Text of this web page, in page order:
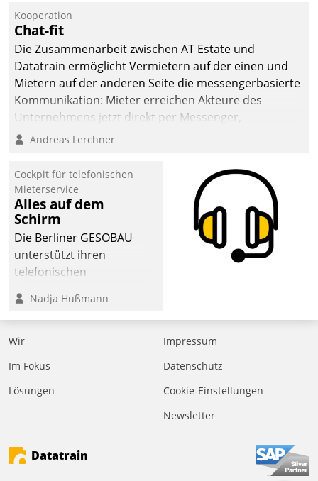
Kooperation
Chat-fit
Die Zusammenarbeit zwischen AT Estate und
Datatrain ermöglicht Vermietern auf der einen und
Mietern auf der anderen Seite die messengerbasierte
Kommunikation: Mieter erreichen Akteure des
Unternehmens jetzt direkt per Messenger,
Mitarbeiter oder Dienstleister empfangen oder
Andreas Lerchner
Cockpit für telefonischen
Mieterservice
Alles auf dem
Schirm
Die Berliner GESOBAU
unterstützt ihren
telefonischen
digitalen Cockpit, das
situationsbezogen
passende Fragen und
Eine intuitive
Dialogführung ermöglicht
effizienter zu bearbeiten.
Nadja Hußmann
Wir
Im Fokus
Lösungen
Impressum
Datenschutz
Cookie-Einstellungen
Newsletter
Datatrain